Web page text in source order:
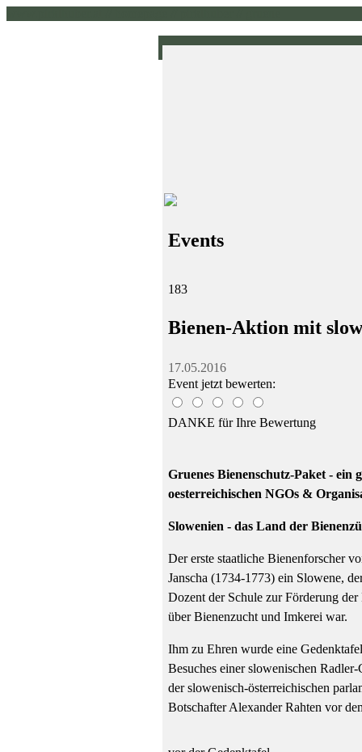
Events
183
Bienen-Aktion mit
17.05.2016
Event jetzt bewerten:
DANKE für Ihre Bewertung
Gruenes Bienenschutz-Paket - ein
oesterreichischen NGOs &
Slowenien - das Land der
Der erste staatliche Bienenforscher
Janscha (1734-1773) ein Slowene,
Dozent der Schule zur Förderung
über Bienenzucht und Imkerei war.
Ihm zu Ehren wurde eine
Besuches einer slowenischen
der slowenisch-österreichischen
Botschafter Alexander Rahten vor